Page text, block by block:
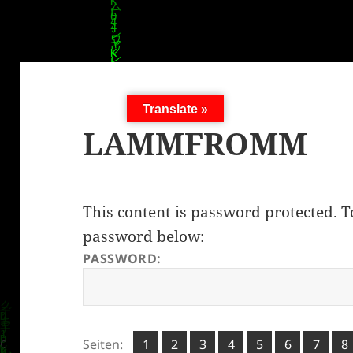
LAMMFROMM
This content is password protected.
password below:
PASSWORD:
Seiten: Seite
1 ,
Seite
2 ,
Seite
3 ,
Seite
4 ,
Seite
5 ,
Seite
6 ,
Seite
7 ,
8
Translate »